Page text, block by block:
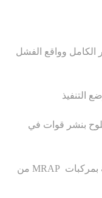
الكامل وواقع الفشل
التنفيذ
بنشر قوات في
الإمارات العربية المتحدة تعزز الياتها البرية بمركبات MRAP من